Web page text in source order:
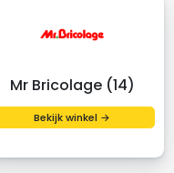
Mr Bricolage (14)
Bekijk winkel →